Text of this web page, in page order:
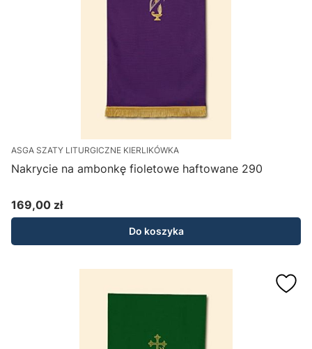
ASGA SZATY LITURGICZNE KIERLIKÓWKA
Nakrycie na ambonkę fioletowe haftowane 290
Cena
169,00 zł
Do koszyka